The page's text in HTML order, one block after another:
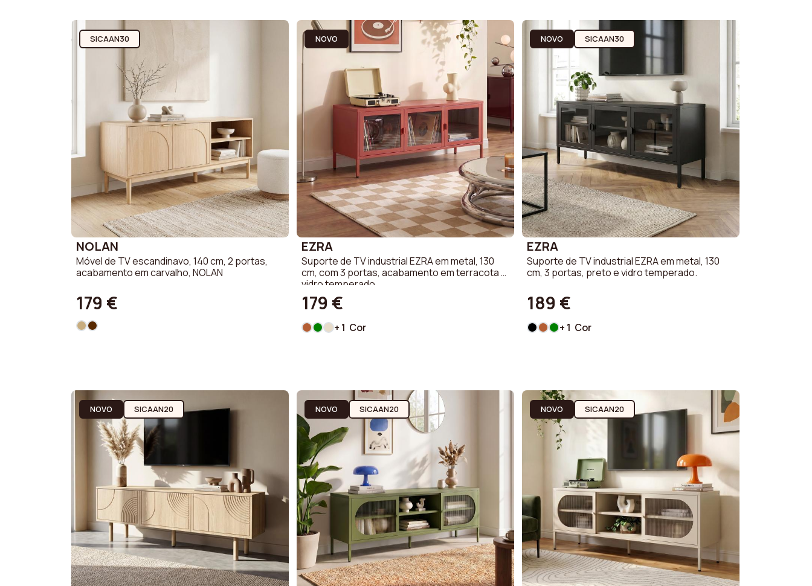
SICAAN30
NOLAN
Móvel de TV escandinavo, 140 cm, 2 portas,
acabamento em carvalho, NOLAN
179 €
NOVO
EZRA
Suporte de TV industrial EZRA em metal, 130
cm, com 3 portas, acabamento em terracota e
vidro temperado.
179 €
+ 1 Cor
NOVO SICAAN30
EZRA
Suporte de TV industrial EZRA em metal, 130
cm, 3 portas, preto e vidro temperado.
189 €
+ 1 Cor
NOVO SICAAN20 NOVO SICAAN20 NOVO SICAAN20